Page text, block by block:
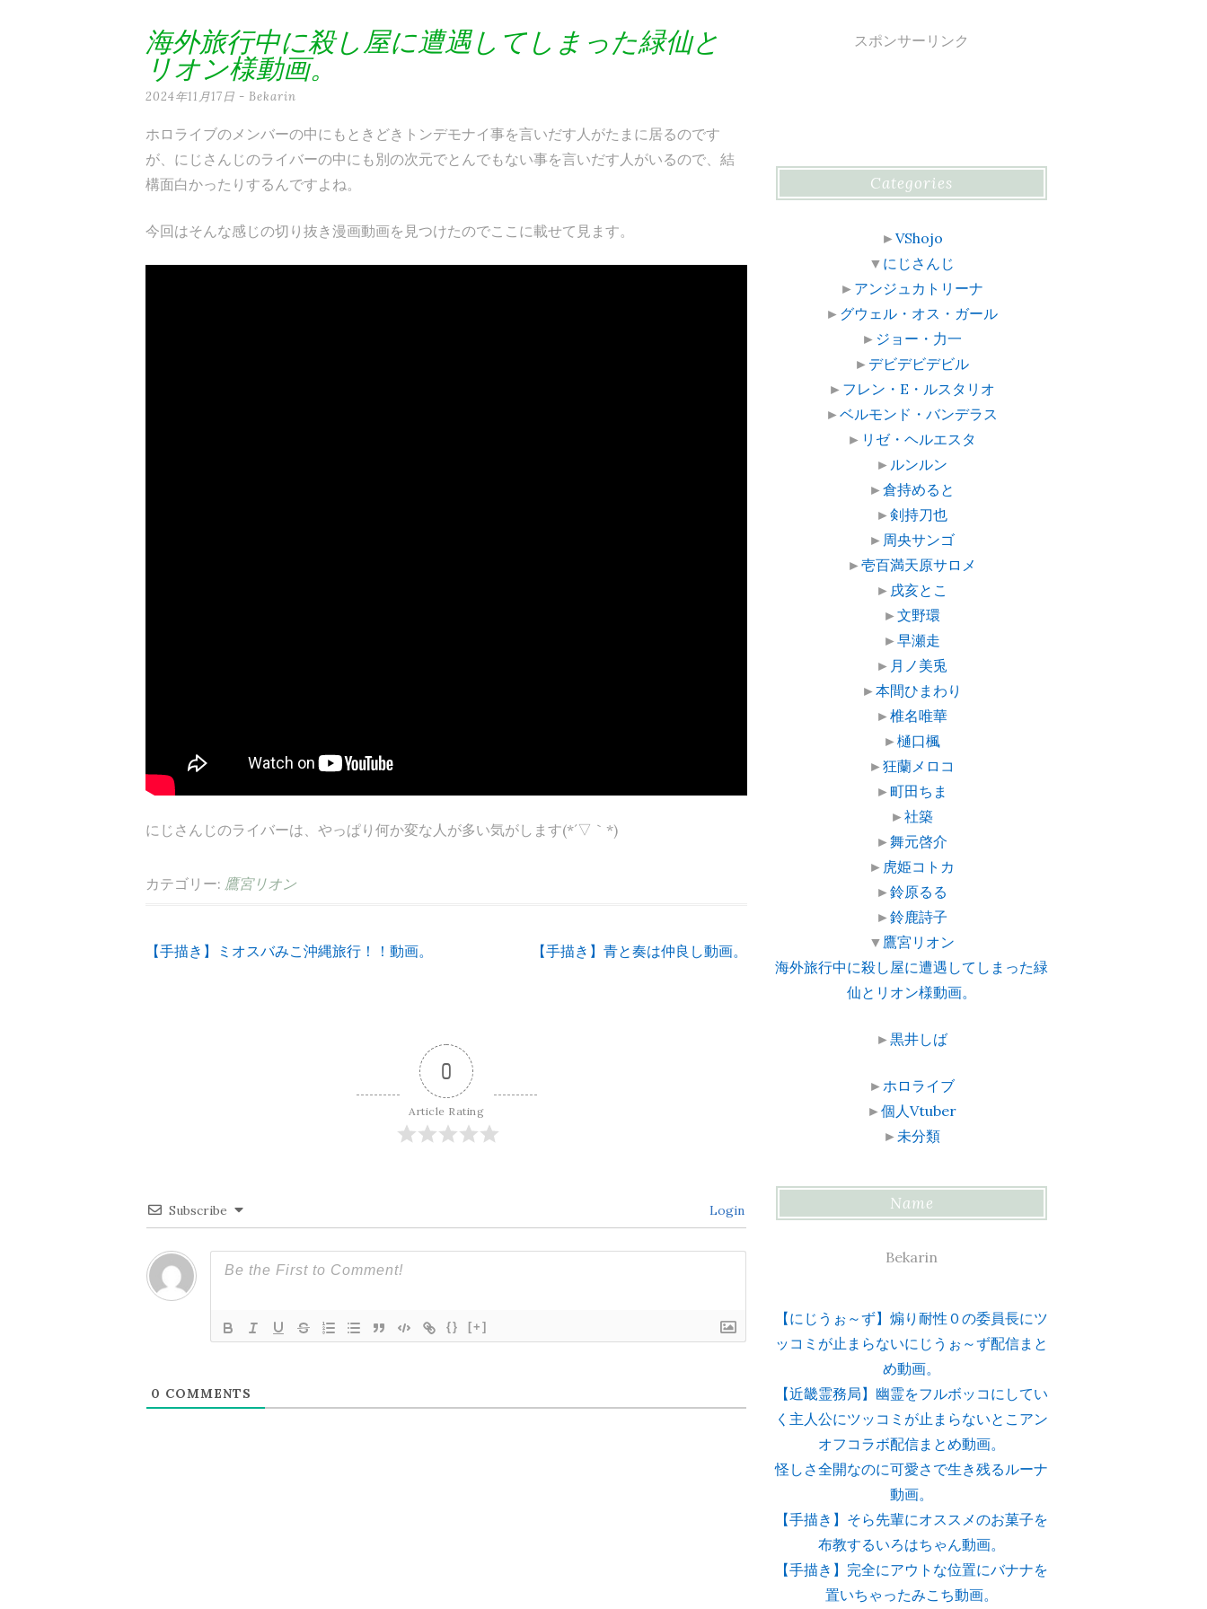
ン
ツ
ス
キ
プ
海外旅行中に殺し屋に遭遇してしまった緑仙と
リオン様動画。
2024年11月17日 - Bekarin
ホロライブのメンバーの中にもときどきトンデモナイ事を言いだす人がたまに居るのです
が、にじさんじのライバーの中にも別の次元でとんでもない事を言いだす人がいるので、結
構面白かったりするんですよね。
今回はそんな感じの切り抜き漫画動画を見つけたのでここに載せて見ます。
にじさんじのライバーは、やっぱり何か変な人が多い気がします(*´▽｀*)
カテゴリー: 鷹宮リオン
投
ー
シ
ョ
【手描き】ミオスバみこ沖縄旅行！！動画。 【手描き】青と奏は仲良し動画。
0
Article Rating
Subscribe Login
{} [+]
0 COMMENTS
スポンサーリンク
Categories
►VShojo
▼ にじさんじ
► アンジュカトリーナ
► グウェル・オス・ガール
► ジョー・力一
► デビデビデビル
► フレン・E・ルスタリオ
►ベルモンド・バンデラス
► リゼ・ヘルエスタ
► ルンルン
►倉持めると
►剣持刀也
► 周央サンゴ
►壱百満天原サロメ
► 戌亥とこ
►文野環
►早瀬走
► 月ノ美兎
►本間ひまわり
►椎名唯華
►樋口楓
►狂蘭メロコ
►町田ちま
►社築
►舞元啓介
► 虎姫コトカ
►鈴原るる
►鈴鹿詩子
▼ 鷹宮リオン
海外旅行中に殺し屋に遭遇してしまった緑
仙とリオン様動画。
►黒井しば
► ホロライブ
►個人Vtuber
► 未分類
Name
Bekarin
【にじうぉ～ず】煽り耐性０の委員長にツ
ッコミが止まらないにじうぉ～ず配信まと
め動画。
【近畿霊務局】幽霊をフルボッコにしてい
く主人公にツッコミが止まらないとこアン
オフコラボ配信まとめ動画。
怪しさ全開なのに可愛さで生き残るルーナ
動画。
【手描き】そら先輩にオススメのお菓子を
布教するいろはちゃん動画。
【手描き】完全にアウトな位置にバナナを
置いちゃったみこち動画。